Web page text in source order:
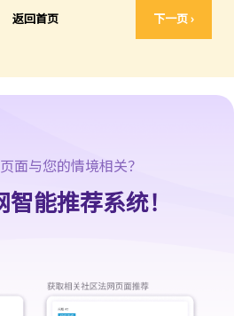
返回首页 下一页 ›
制
何处理？
法律责任
类型?
面与您的情境相关？
能推荐系统！